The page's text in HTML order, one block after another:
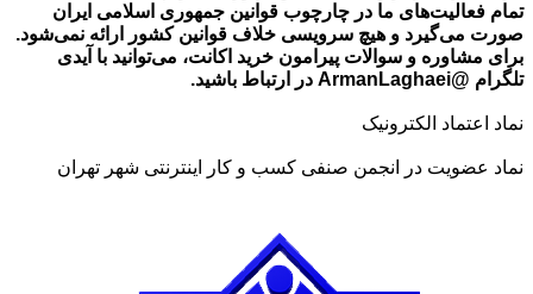
تمام فعالیت‌های ما در چارچوب قوانین جمهوری اسلامی ایران
صورت می‌گیرد و هیچ سرویسی خلاف قوانین کشور ارائه نمی‌شود.
برای مشاوره و سوالات پیرامون خرید اکانت، می‌توانید با آیدی
تلگرام @ArmanLaghaei در ارتباط باشید.
نماد اعتماد الکترونیک
نماد عضویت در انجمن صنفی کسب و کار اینترنتی شهر تهران